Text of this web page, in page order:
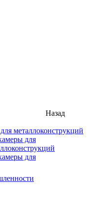
Назад
металлоконструкций
для
для